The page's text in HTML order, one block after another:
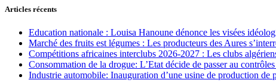
Articles récents
Education nationale : Louisa Hanoune dénonce les visées
Marché des fruits est légumes : Les producteurs des Aures
Compétitions africaines interclubs 2026-2027 : Les clubs
Consommation de la drogue: L’Etat décide de passer au
Industrie automobile: Inauguration d’une usine de production de